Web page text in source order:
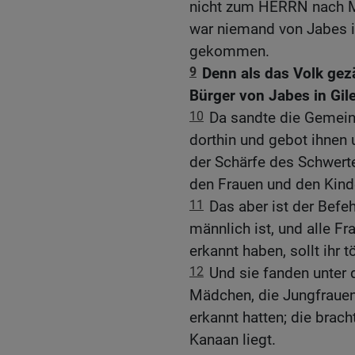
nicht zum HERRN nach
war niemand von Jabes
gekommen.
9 Denn als das Volk
Bürger von Jabes in
10 Da sandte die
dorthin und gebot ihnen
der Schärfe des
den Frauen und den
11
Das aber ist der
männlich ist, und alle
erkannt haben, sollt ihr
12 Und sie fanden unter
Mädchen, die
erkannt hatten; die
Kanaan liegt.